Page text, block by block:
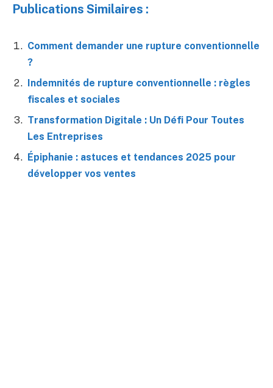
Publications Similaires :
Comment demander une rupture conventionnelle
?
Indemnités de rupture conventionnelle : règles
fiscales et sociales
Transformation Digitale : Un Défi Pour Toutes
Les Entreprises
Épiphanie : astuces et tendances 2025 pour
développer vos ventes